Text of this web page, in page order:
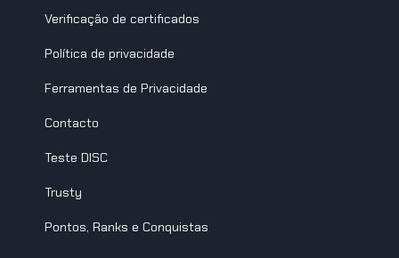
Verificação de certificados
Política de privacidade
Ferramentas de Privacidade
Contacto
Teste DISC
Trusty
Pontos, Ranks e Conquistas